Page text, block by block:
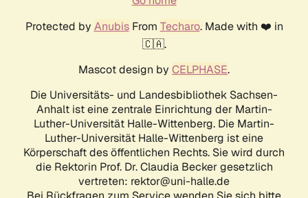
Protected by AnubisFrom Techaro. Made with ❤️ in
🇨🇦.
Mascot design by CELPHASE.
Die Universitäts- und Landesbibliothek Sachsen-
Anhalt ist eine zentrale Einrichtung der Martin-
Luther-Universität Halle-Wittenberg. Die Martin-
Luther-Universität Halle-Wittenberg ist eine
Körperschaft des öffentlichen Rechts. Sie wird durch
die Rektorin Prof. Dr. Claudia Becker gesetzlich
vertreten: rektor@uni-halle.de